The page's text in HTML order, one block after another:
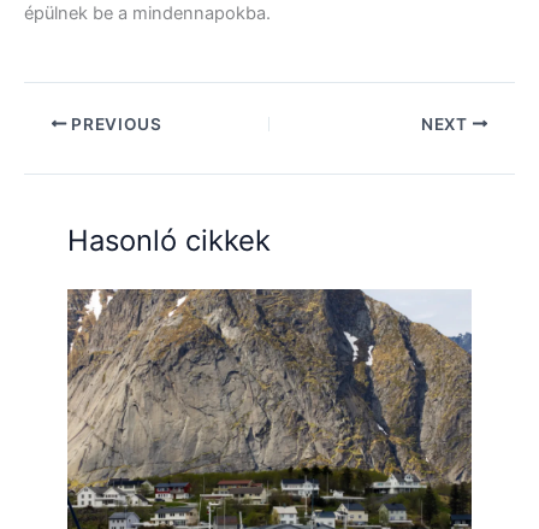
épülnek be a mindennapokba.
PREVIOUS NEXT
Hasonló cikkek